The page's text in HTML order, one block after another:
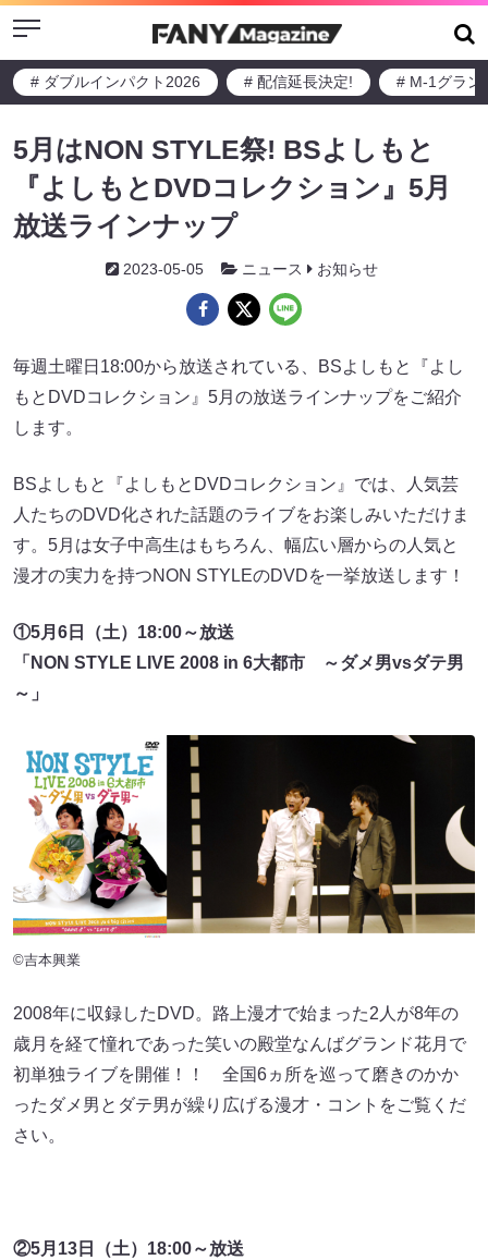
Menu
# ダブルインパクト2026 # 配信延長決定! # M-1グラン
5月はNON STYLE祭! BSよしもと
『よしもとDVDコレクション』5月
放送ラインナップ
2023-05-05 ニュース お知らせ
毎週土曜日18:00から放送されている、BSよしもと『よし
もとDVDコレクション』5月の放送ラインナップをご紹介
します。
BSよしもと『よしもとDVDコレクション』では、人気芸
人たちのDVD化された話題のライブをお楽しみいただけま
す。5月は女子中高生はもちろん、幅広い層からの人気と
漫才の実力を持つNON STYLEのDVDを一挙放送します！
①5月6日（土）18:00～放送
「NON STYLE LIVE 2008 in 6大都市 ～ダメ男vsダテ男
～」
©吉本興業
2008年に収録したDVD。路上漫才で始まった2人が8年の
歳月を経て憧れであった笑いの殿堂なんばグランド花月で
初単独ライブを開催！！ 全国6ヵ所を巡って磨きのかか
ったダメ男とダテ男が繰り広げる漫才・コントをご覧くだ
さい。
②5月13日（土）18:00～放送